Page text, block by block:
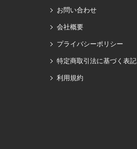
お問い合わせ
会社概要
プライバシーポリシー
特定商取引法に基づく表記
利用規約